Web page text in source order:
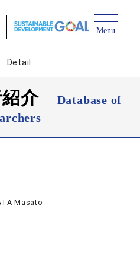
Detail
紹介
Database of
Masato